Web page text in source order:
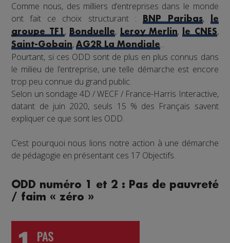
Comme nous, des milliers d’entreprises dans le monde
ont fait ce choix structurant :
BNP Paribas,
le
groupe TF1,Bonduelle, Leroy Merlin,le CNES,
Saint-Gobain,AG2R La Mondiale...
Pourtant, si ces ODD sont de plus en plus connus dans
le milieu de l’entreprise, une telle démarche est encore
trop peu connue du grand public.
Selon un sondage 4D / WECF / France-Harris Interactive,
datant de juin 2020, seuls 15 % des Français savent
expliquer ce que sont les ODD.
C’est pourquoi nous lions notre action à une démarche
de pédagogie en présentant ces 17 Objectifs.
ODD numéro 1 et 2 : Pas de pauvreté
/ faim « zéro »